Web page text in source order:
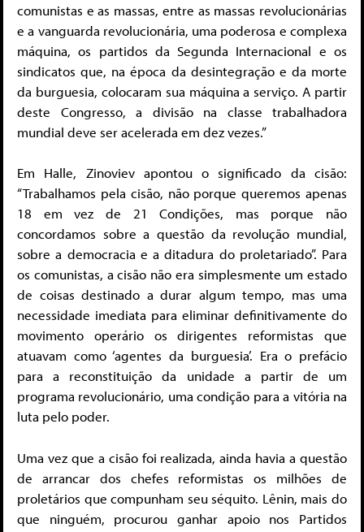
comunistas e as massas, entre as massas revolucionárias
e a vanguarda revolucionária, uma poderosa e complexa
máquina, os partidos da Segunda Internacional e os
sindicatos que, na época da desintegração e da morte
da burguesia, colocaram sua máquina a serviço. A partir
deste Congresso, a divisão na classe trabalhadora
mundial deve ser acelerada em dez vezes.”
Em Halle, Zinoviev apontou o significado da cisão:
“Trabalhamos pela cisão, não porque queremos apenas
18 em vez de 21 Condições, mas porque não
concordamos sobre a questão da revolução mundial,
sobre a democracia e a ditadura do proletariado”. Para
os comunistas, a cisão não era simplesmente um estado
de coisas destinado a durar algum tempo, mas uma
necessidade imediata para eliminar definitivamente do
movimento operário os dirigentes reformistas que
atuavam como ‘agentes da burguesia’. Era o prefácio
para a reconstituição da unidade a partir de um
programa revolucionário, uma condição para a vitória na
luta pelo poder.
Uma vez que a cisão foi realizada, ainda havia a questão
de arrancar dos chefes reformistas os milhões de
proletários que compunham seu séquito. Lênin, mais do
que ninguém, procurou ganhar apoio nos Partidos